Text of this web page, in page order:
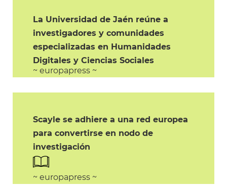
La Universidad de Jaén reúne a
investigadores y comunidades
especializadas en Humanidades
Digitales y Ciencias Sociales
~ europapress ~
Scayle se adhiere a una red europea
para convertirse en nodo de
investigación
~ europapress ~